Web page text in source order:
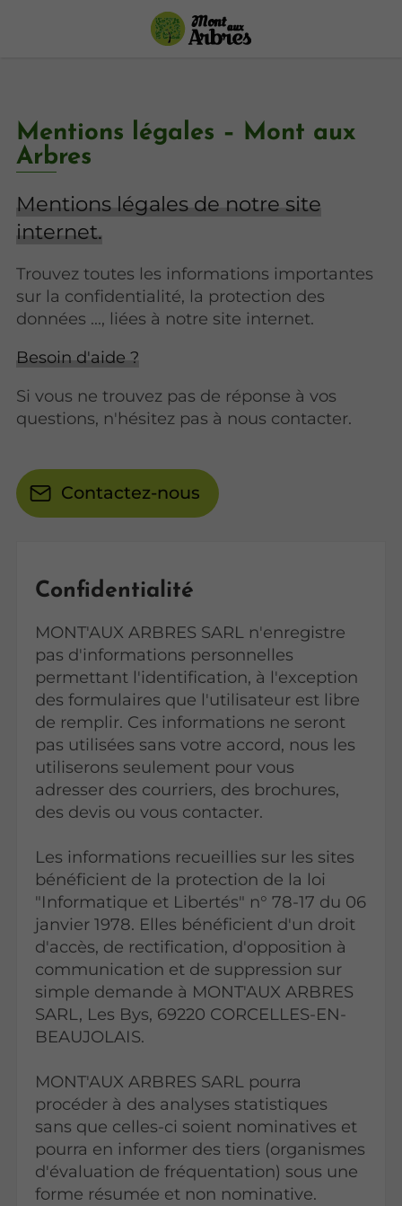
Mentions légales – Mont aux
Arbres
Mentions légales de notre site
internet.
Trouvez toutes les informations importantes
sur la confidentialité, la protection des
données ..., liées à notre site internet.
Besoin d'aide ?
Si vous ne trouvez pas de réponse à vos
questions, n'hésitez pas à nous contacter.
Contactez-nous
Confidentialité
MONT'AUX ARBRES SARL n'enregistre
pas d'informations personnelles
permettant l'identification, à l'exception
des formulaires que l'utilisateur est libre
de remplir. Ces informations ne seront
pas utilisées sans votre accord, nous les
utiliserons seulement pour vous
adresser des courriers, des brochures,
des devis ou vous contacter.
Les informations recueillies sur les sites
bénéficient de la protection de la loi
"Informatique et Libertés" n° 78-17 du 06
janvier 1978. Elles bénéficient d'un droit
d'accès, de rectification, d'opposition à
communication et de suppression sur
simple demande à MONT'AUX ARBRES
SARL, Les Bys, 69220 CORCELLES-EN-
BEAUJOLAIS.
MONT'AUX ARBRES SARL pourra
procéder à des analyses statistiques
sans que celles-ci soient nominatives et
pourra en informer des tiers (organismes
d'évaluation de fréquentation) sous une
forme résumée et non nominative.